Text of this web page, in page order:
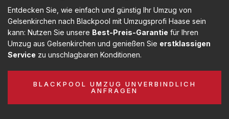
Entdecken Sie, wie einfach und günstig Ihr Umzug von
Gelsenkirchen nach Blackpool mit Umzugsprofi Haase sein
kann: Nutzen Sie unsere Best-Preis-Garantie für Ihren
Umzug aus Gelsenkirchen und genießen Sie erstklassigen
Service zu unschlagbaren Konditionen.
BLACKPOOL UMZUG UNVERBINDLICH
ANFRAGEN